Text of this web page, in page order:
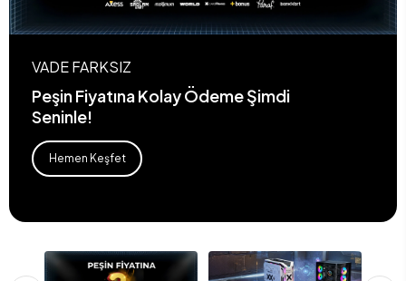
VADE FARKSIZ
Peşin Fiyatına Kolay Ödeme Şimdi
Seninle!
Hemen Keşfet